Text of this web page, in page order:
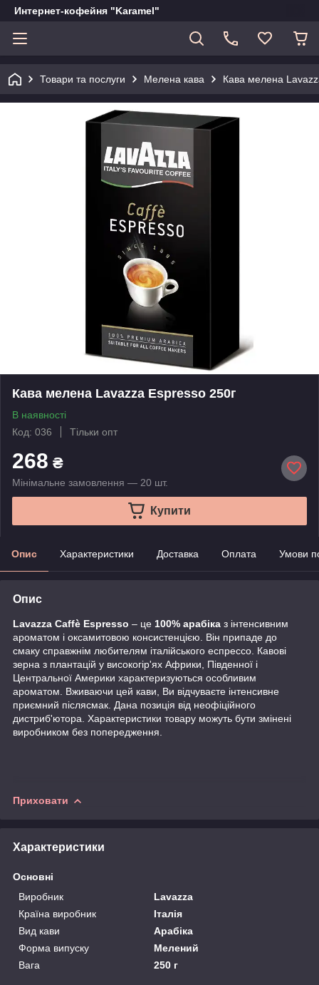
Интернет-кофейня "Karamel"
Товари та послуги Мелена кава Кава мелена
Кава мелена Lavazza Espresso 250г
В наявності
Код: 036
Тільки опт
268 ₴
Мінімальне замовлення — 20 шт.
Купити
Опис Характеристики Доставка Оплата Умови
Опис
Lavazza Caffè Espresso – це 100% арабіка з інтенсивним
ароматом і оксамитовою консистенцією. Він припаде до
смаку справжнім любителям італійського еспрессо. Кавові
зерна з плантацій у високогір'ях Африки, Південної і
Центральної Америки характеризуються особливим
ароматом. Вживаючи цей кави, Ви відчуваєте інтенсивне
приємний післясмак. Дана позиція від неофіційного
дистриб'ютора. Характеристики товару можуть бути змінені
виробником без попередження.
Приховати
Характеристики
Основні
Виробник
Lavazza
Країна виробник
Італія
Вид кави
Арабіка
Форма випуску
Мелений
Вага
250 г